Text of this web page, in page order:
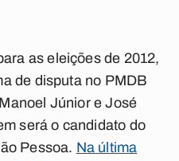
as eleições de 2012,
de disputa no PMDB
Júnior e José
será o candidato do
Pessoa. Na última